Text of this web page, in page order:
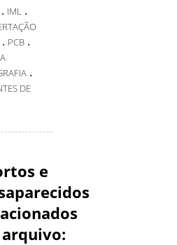
. IML .
. PCB .
.
DE
e